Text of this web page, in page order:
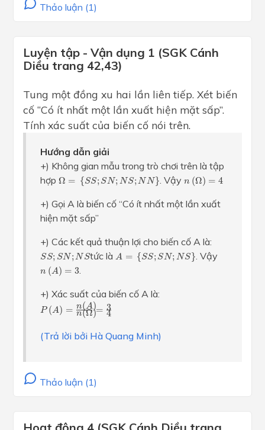
Thảo luận (1)
Luyện tập - Vận dụng 1 (SGK Cánh
Diều trang 42,43)
Tung một đồng xu hai lần liên tiếp. Xét biến
cố “Có ít nhất một lần xuất hiện mặt sấp”.
Tính xác suất của biến cố nói trên.
Hướng dẫn giải
+) Không gian mẫu trong trò chơi trên là tập
hợp Ω = {SS; SN ; N S;N N }
Ω S;SN ;NS NN} . Vậy n (Ω) = 4
Ω)=
+) Gọi A là biến cố “Có ít nhất một lần xuất
hiện mặt sấp”
+) Các kết quả thuận lợi cho biến cố A là:
SS; SN ;N S
SS;SN;N S tức làA = {SS; SN ; N S}
A S;SN ;NS . Vậy
n (A) = 3
A)=
.
+) Xác suất của biến cố A là:
P ( A ) = n(A)
n(Ω)= 3
4
P( A)n(Ω =3
(Trả lời bởi Hà Quang Minh)
Thảo luận (1)